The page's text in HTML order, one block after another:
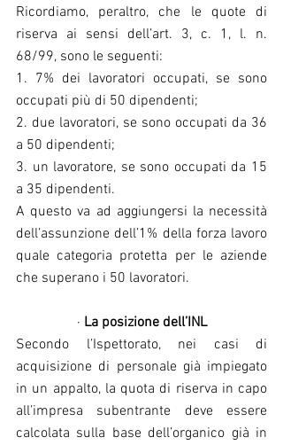
Ricordiamo, peraltro, che le quote di
riserva ai sensi dell’art. 3, c. 1, l. n.
68/99, sono le seguenti:
1. 7% dei lavoratori occupati, se sono
occupati più di 50 dipendenti;
2. due lavoratori, se sono occupati da 36
a 50 dipendenti;
3. un lavoratore, se sono occupati da 15
a 35 dipendenti.
A questo va ad aggiungersi la necessità
dell’assunzione dell’1% della forza lavoro
quale categoria protetta per le aziende
che superano i 50 lavoratori.
· La posizione dell’INL
Secondo l’Ispettorato, nei casi di
acquisizione di personale già impiegato
in un appalto, la quota di riserva in capo
all’impresa subentrante deve essere
calcolata sulla base dell’organico già in